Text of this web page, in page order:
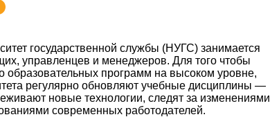
государственной службы (НУГС) занимается
управленцев и менеджеров. Для того чтобы
образовательных программ на высоком уровне,
регулярно обновляют учебные дисциплины —
новые технологии, следят за изменениями
современных работодателей.